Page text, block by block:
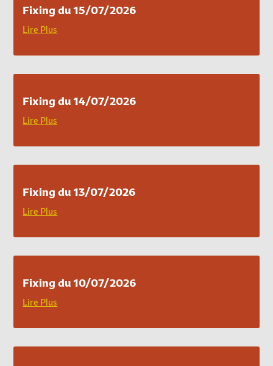
Fixing du 15/07/2026
Lire Plus
Fixing du 14/07/2026
Lire Plus
Fixing du 13/07/2026
Lire Plus
Fixing du 10/07/2026
Lire Plus